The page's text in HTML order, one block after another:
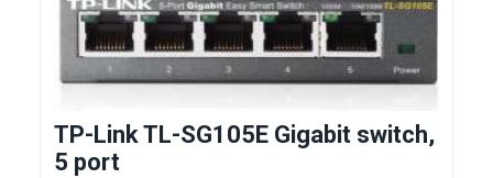
TP-Link TL-SG105E Gigabit switch,
5 port